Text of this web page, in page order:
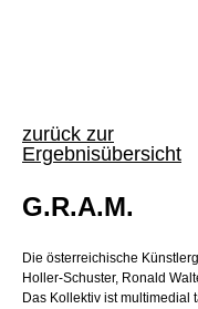
zurück zur
Ergebnisübersicht
G.R.A.M.
Die österreichische
Holler-Schuster, Ronald
Das Kollektiv ist multimedial